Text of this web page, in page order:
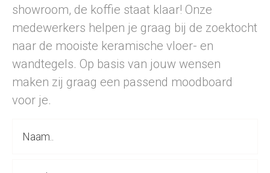
showroom, de koffie staat klaar! Onze
medewerkers helpen je graag bij de zoektocht
naar de mooiste keramische vloer- en
wandtegels. Op basis van jouw wensen
maken zij graag een passend moodboard
voor je.